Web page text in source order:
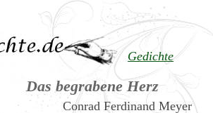
Gedichte
Das begrabene Herz
Conrad Ferdinand Meyer